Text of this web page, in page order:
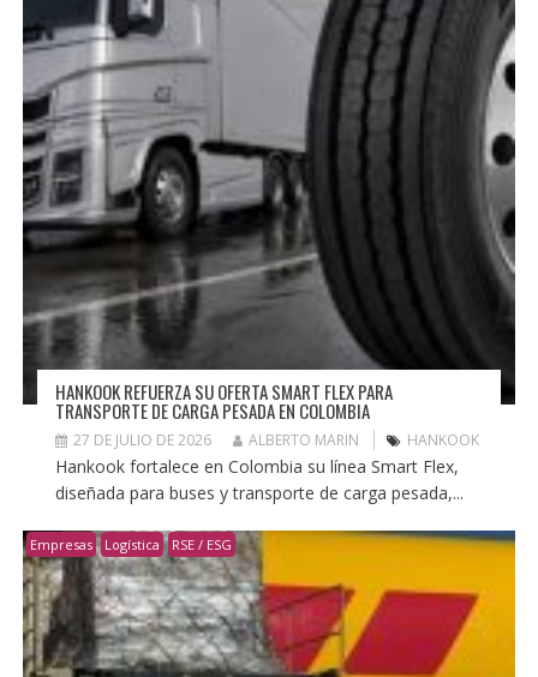
HANKOOK REFUERZA SU OFERTA SMART FLEX PARA
TRANSPORTE DE CARGA PESADA EN COLOMBIA
27 DE JULIO DE 2026 ALBERTO MARIN HANKOOK
Hankook fortalece en Colombia su línea Smart Flex,
diseñada para buses y transporte de carga pesada,...
Empresas Logística RSE / ESG